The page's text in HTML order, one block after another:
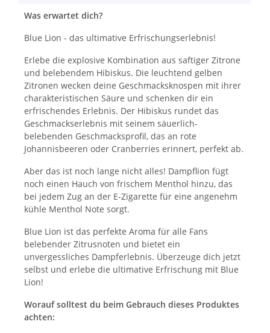
Was erwartet dich?
Blue Lion - das ultimative Erfrischungserlebnis!
Erlebe die explosive Kombination aus saftiger Zitrone
und belebendem Hibiskus. Die leuchtend gelben
Zitronen wecken deine Geschmacksknospen mit ihrer
charakteristischen Säure und schenken dir ein
erfrischendes Erlebnis. Der Hibiskus rundet das
Geschmackserlebnis mit seinem säuerlich-
belebenden Geschmacksprofil, das an rote
Johannisbeeren oder Cranberries erinnert, perfekt ab.
Aber das ist noch lange nicht alles! Dampflion fügt
noch einen Hauch von frischem Menthol hinzu, das
bei jedem Zug an der E-Zigarette für eine angenehm
kühle Menthol Note sorgt.
Blue Lion ist das perfekte Aroma für alle Fans
belebender Zitrusnoten und bietet ein
unvergessliches Dampferlebnis. Überzeuge dich jetzt
selbst und erlebe die ultimative Erfrischung mit Blue
Lion!
Worauf solltest du beim Gebrauch dieses Produktes
achten: